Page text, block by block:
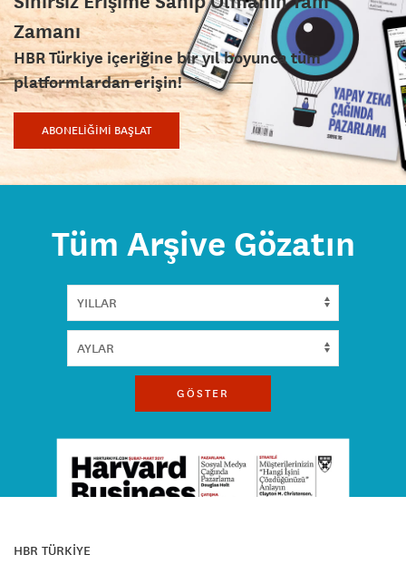
Zamanı
HBR Türkiye içeriğine bir yıl boyunca tüm
platformlardan erişin!
ABONELİĞİMİ BAŞLAT
Tüm Arşive Gözatın
GÖSTER
HBR TÜRKİYE